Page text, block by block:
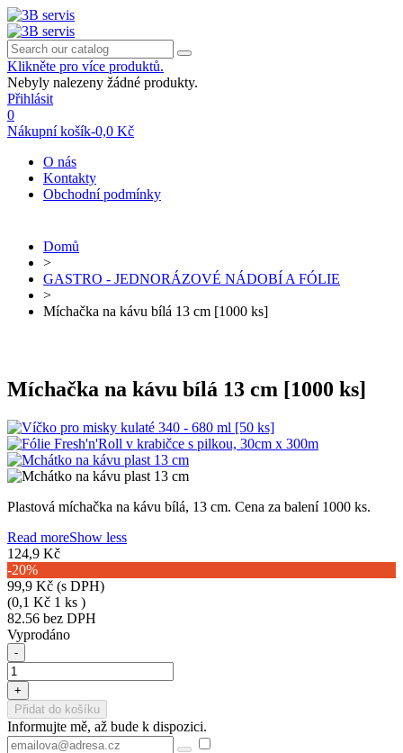
Klikněte pro více produktů.
Nebyly nalezeny žádné produkty.
Přihlásit
0
Nákupní košík-0,0 Kč
O nás
Kontakty
Obchodní podmínky
Domů
>
GASTRO - JEDNORÁZOVÉ NÁDOBÍ A FÓLIE
>
Míchačka na kávu bílá 13 cm [1000 ks]
Míchačka na kávu bílá 13 cm [1000 ks]
Plastová míchačka na kávu bílá, 13 cm. Cena za balení 1000 ks.
Read moreShow less
124,9 Kč
-20%
99,9 Kč (s DPH)
(0,1 Kč 1 ks )
82.56 bez DPH
Vyprodáno
-
+
Přidat do košíku
Informujte mě, až bude k dispozici.